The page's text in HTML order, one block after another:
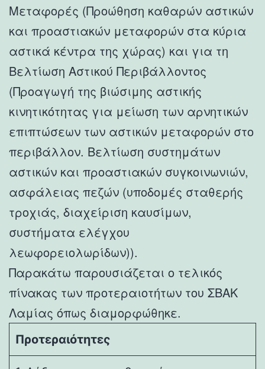
Μεταφορές (Προώθηση καθαρών αστικών
και προαστιακών μεταφορών στα κύρια
αστικά κέντρα της χώρας) και για τη
Βελτίωση Αστικού Περιβάλλοντος
(Προαγωγή της βιώσιμης αστικής
κινητικότητας για μείωση των αρνητικών
επιπτώσεων των αστικών μεταφορών στο
περιβάλλον. Βελτίωση συστημάτων
αστικών και προαστιακών συγκοινωνιών,
ασφάλειας πεζών (υποδομές σταθερής
τροχιάς, διαχείριση καυσίμων,
συστήματα ελέγχου
λεωφορειολωρίδων)).
Παρακάτω παρουσιάζεται ο τελικός
πίνακας των προτεραιοτήτων του ΣΒΑΚ
Λαμίας όπως διαμορφώθηκε.
Προτεραιότητες